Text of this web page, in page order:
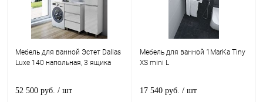
Мебель для ванной Эстет Dallas
Luxe 140 напольная, 3 ящика
52 500 руб. / шт
Мебель для ванной 1MarKa Tiny
XS mini L
17 540 руб. / шт